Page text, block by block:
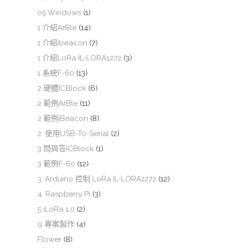
05 Windows (1)
1 介紹ArBle (14)
1 介紹ibeacon (7)
1 介紹LoRa IL-LORA1272 (3)
1 系統F-60 (13)
2 硬體ICBlock (6)
2 範例ArBle (11)
2 範例iBeacon (8)
2. 使用USB-To-Serial (2)
3 問與答ICBlock (1)
3 範例F-60 (12)
3. Arduino 控制 LoRa IL-LORA1272 (12)
4. Raspberry Pi (3)
5 iLoRa 1.0 (2)
9 專案製作 (4)
Flower (8)